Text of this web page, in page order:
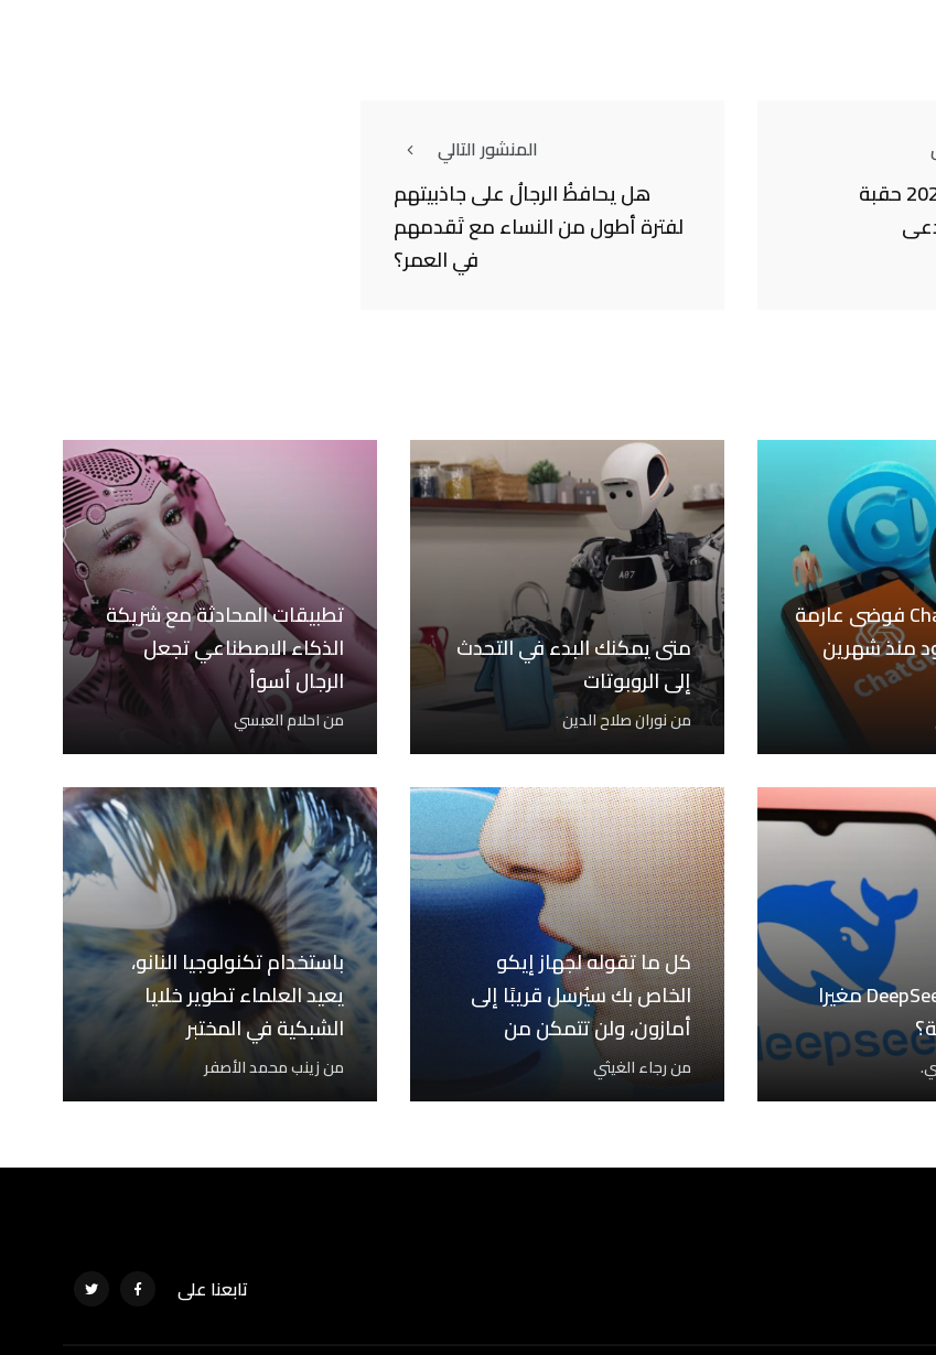
هل سيكون عام 2024 حقبة
المنشور التالي
هل يحافظُ الرجالُ على جاذبيتهم
لفترة أطول من النساء مع تَقدمهم
في العمر؟
يسبب ChatGPT فوضى عارمة
منذ شهرين
متى يمكنك البدء في التحدث
إلى الروبوتات
مننوران صلاح الدين
تطبيقات المحادثة مع شريكة
الذكاء الاصطناعي تجعل
الرجال أسوأ
مناحلام العبسي
لماذا يُعتبر DeepSeek مغيرا
كل ما تقوله لجهاز إيكو
الخاص بك سيُرسل قريبًا إلى
أمازون، ولن تتمكن من
إلغاء…
منرجاء الغيثي
باستخدام تكنولوجيا النانو،
يعيد العلماء تطوير خلايا
الشبكية في المختبر
منزينب محمد الأصفر
تابعنا على